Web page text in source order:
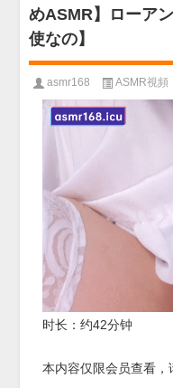
めASMR】ローア
使なの】
asmr168 ASMR視頻
时长：约42分钟
本内容仅限会员查看，